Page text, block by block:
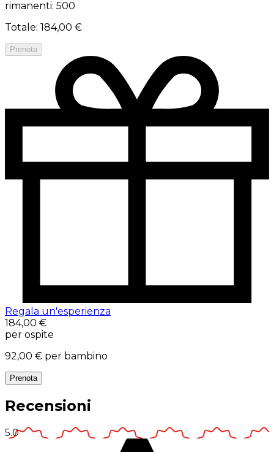
rimanenti: 500
Totale: 184,00 €
Prenota
Regala un'esperienza
184,00 €
per ospite
92,00 € per bambino
Prenota
Recensioni
5.0